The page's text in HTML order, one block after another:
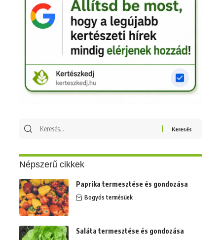
Keresés
Népszerű cikkek
Paprika termesztése és gondozása
Bogyós termésűek
Saláta termesztése és gondozása